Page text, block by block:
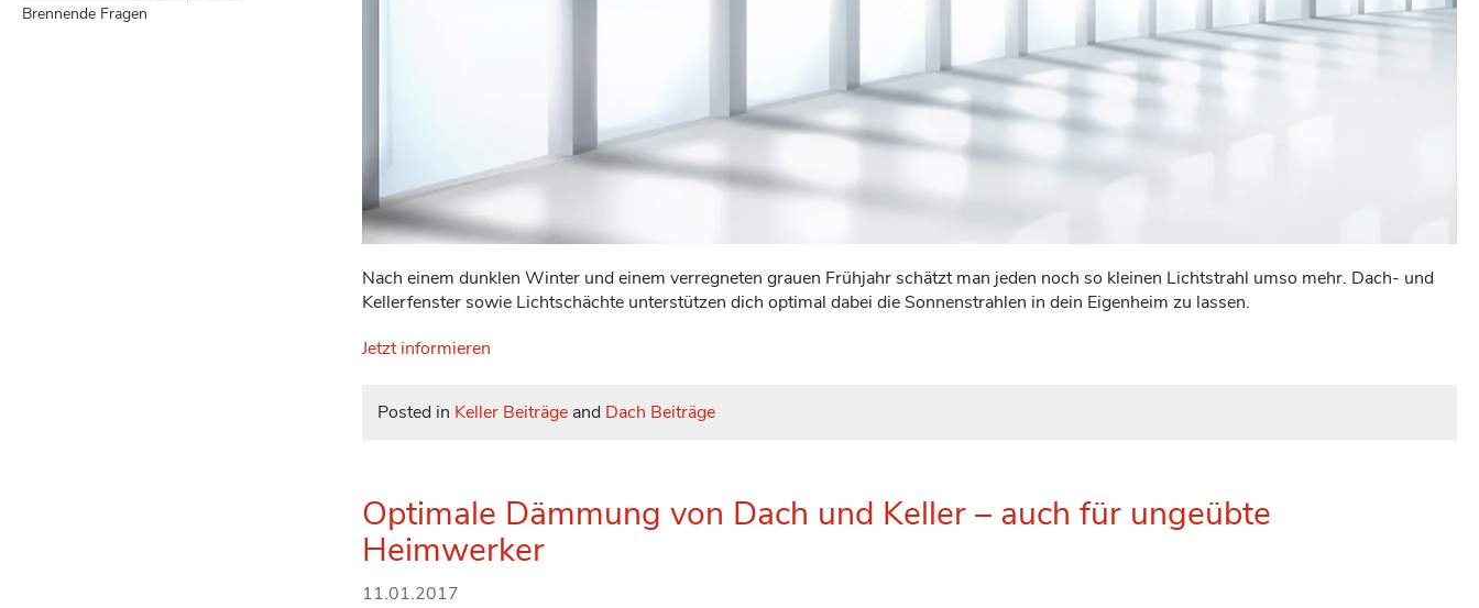
Nach einem dunklen Winter und einem verregneten grauen Frühjahr schätzt man jeden noch so kleinen Lichtstrahl umso mehr. Dach- und
Kellerfenster sowie Lichtschächte unterstützen dich optimal dabei die Sonnenstrahlen in dein Eigenheim zu lassen.
Jetzt informieren
Posted in Keller Beiträge and Dach Beiträge
Optimale Dämmung von Dach und Keller – auch für ungeübte
Heimwerker
11.01.2017
Brennende Fragen